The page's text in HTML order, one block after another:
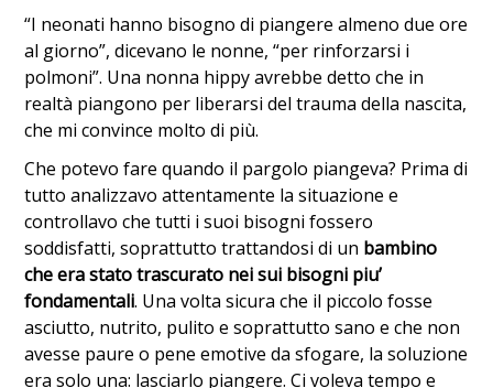
“I neonati hanno bisogno di piangere almeno due ore
al giorno”, dicevano le nonne, “per rinforzarsi i
polmoni”. Una nonna hippy avrebbe detto che in
realtà piangono per liberarsi del trauma della nascita,
che mi convince molto di più.
Che potevo fare quando il pargolo piangeva? Prima di
tutto analizzavo attentamente la situazione e
controllavo che tutti i suoi bisogni fossero
soddisfatti, soprattutto trattandosi di un bambino
che era stato trascurato nei sui bisogni piu’
fondamentali. Una volta sicura che il piccolo fosse
asciutto, nutrito, pulito e soprattutto sano e che non
avesse paure o pene emotive da sfogare, la soluzione
era solo una: lasciarlo piangere. Ci voleva tempo e